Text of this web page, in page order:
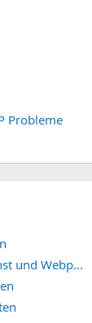
Probleme
Synology DSM 7.2/7.3, Web Station 4, Webdienst und Webportal erstellen (ehemals vHost)